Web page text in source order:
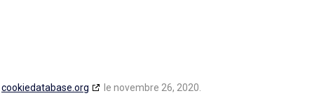
cookiedatabase.org le novembre 26, 2020.